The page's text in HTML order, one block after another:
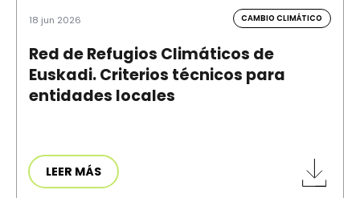
18 jun 2026 CAMBIO CLIMÁTICO
Red de Refugios Climáticos de
Euskadi. Criterios técnicos para
entidades locales
LEER MÁS